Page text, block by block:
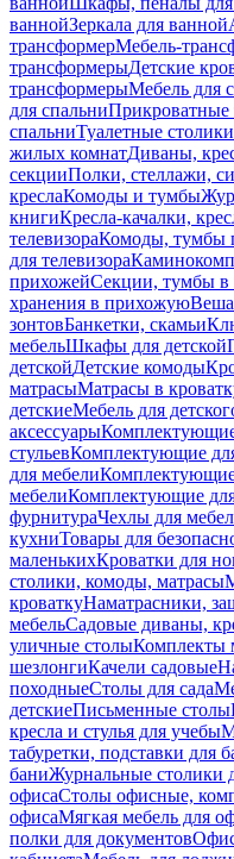
ваннойЗеркала для ванной
трансформерМебель-
трансформерыДетские
трансформерыМебель для
для спальни
спальниТуалетные столики
жилых комнатДиваны,
секцииПолки, стеллажи,
креслаКомоды и тумбы
книгиКресла-качалки,
телевизораКомоды, тумбы
для телевизора
прихожейСекции, тумбы
хранения в прихожую
зонтовБанкетки, скамьи
мебельШкафы для детской
детскойДетские комоды
матрасыМатрасы в
детскиеМебель для
аксессуары
стульевКомплектующие
для мебели
мебелиКомплектующие
фурнитураЧехлы для
кухниТовары для
маленькихКроватки для
столики, комоды, матрасы
кроваткуНаматрасники,
мебельСадовые диваны,
уличные столыКомплекты
шезлонгиКачели садовые
походныеСтолы для сада
детскиеПисьменные столы
кресла и стулья для учебы
табуретки, подставки для
баниЖурнальные столики
офисаСтолы офисные,
офисаМягкая мебель для
полки для документов